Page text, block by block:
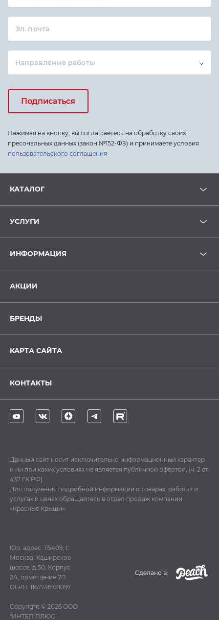
Эл. почта
Направление работы
Подписаться
Нажимая на кнопку, вы соглашаетесь на обработку своих
пресональных данных (закон №152-ФЗ) и принимаете условия
пользовательского соглашения
КАТАЛОГ
УСЛУГИ
ИНФОРМАЦИЯ
АКЦИИ
БРЕНДЫ
КАРТА САЙТА
КОНТАКТЫ
Данный сайт носит исключительно информационный характер
и ни при каких условиях не является публичной офертой, (ч. 2 ст.
437 ГК РФ)
Для получения подробной информации о товарах, работах и
услугах и ценах обращайтесь в отдел продаж компании
«Красные Крыши».
Юр. адрес: 115409, г.
Москва, Каширское
шоссе, д.50, Корпус
2А, помещение 7П
ОГРН: 1167746721097
Copyright © 2026 ООО
"ИНТЕП ПЛЮС"
Cделано в: